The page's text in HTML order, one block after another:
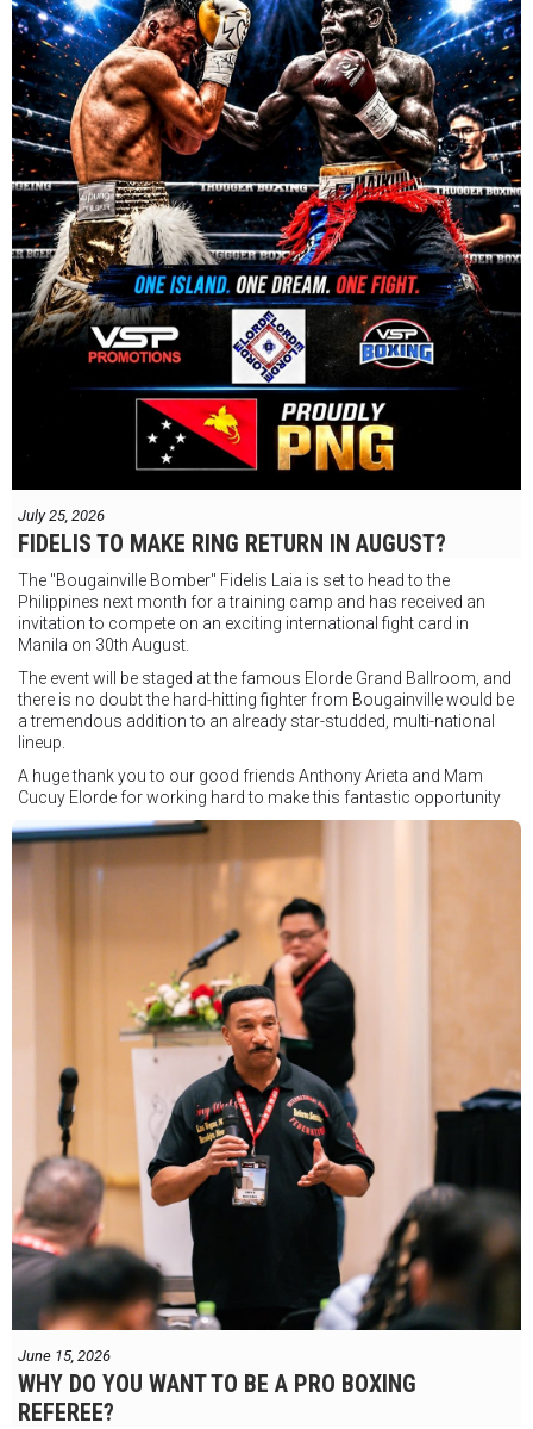
July 25, 2026
FIDELIS TO MAKE RING RETURN IN AUGUST?
The "Bougainville Bomber" Fidelis Laia is set to head to the
Philippines next month for a training camp and has received an
invitation to compete on an exciting international fight card in
Manila on 30th August.
The event will be staged at the famous Elorde Grand Ballroom, and
there is no doubt the hard-hitting fighter from Bougainville would be
a tremendous addition to an already star-studded, multi-national
lineup.
A huge thank you to our good friends Anthony Arieta and Mam
Cucuy Elorde for working hard to make this fantastic opportunity
We hope to have some exciting news to share very soon!
June 15, 2026
WHY DO YOU WANT TO BE A PRO BOXING
REFEREE?